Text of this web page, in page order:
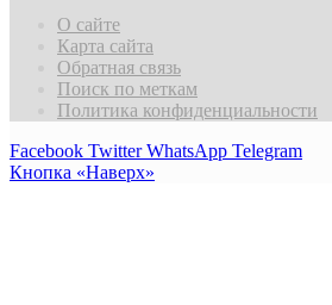
О сайте
Карта сайта
Обратная связь
Поиск по меткам
Политика конфиденциальности
Facebook Twitter WhatsApp Telegram
Кнопка «Наверх»